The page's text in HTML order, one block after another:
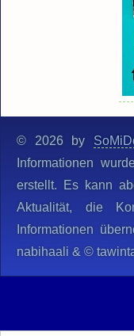
© 2026 by
Informationen
erstellt. Es kann
Aktualität, die
Informationen
nabihaali & ©